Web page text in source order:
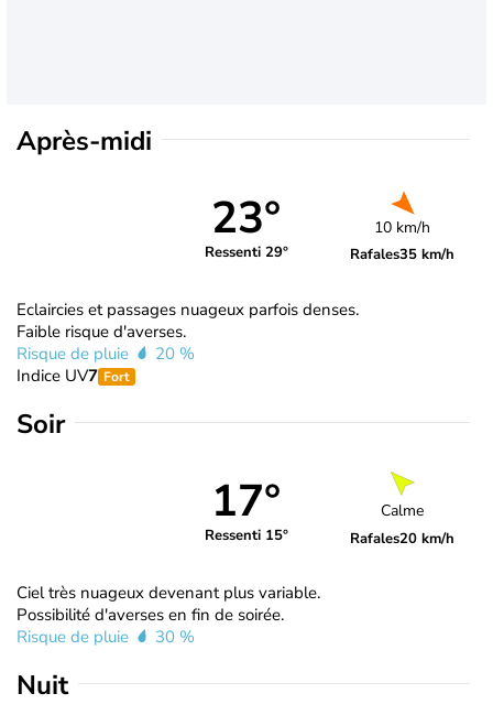
Après-midi
23°
Ressenti 29°
10 km/h
Rafales35 km/h
Eclaircies et passages nuageux parfois denses.
Faible risque d'averses.
Risque de pluie
20 %
Indice UV7 Fort
Soir
17°
Ressenti 15°
Calme
Rafales20 km/h
Ciel très nuageux devenant plus variable.
Possibilité d'averses en fin de soirée.
Risque de pluie
30 %
Nuit